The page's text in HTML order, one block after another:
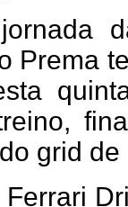
Prema
grid de